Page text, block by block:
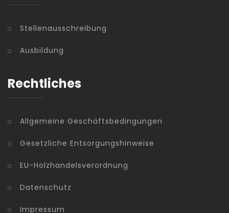
Stellenausschreibung
Ausbildung
Rechtliches
Allgemeine Geschäftsbedingungen
Gesetzliche Entsorgungshinweise
EU-Holzhandelsverordnung
Datenschutz
Impressum